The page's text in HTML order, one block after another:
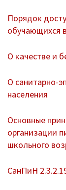
РИС ЭОД
Порядок
обучающихся
О качестве и
О санитарно-
населения
Основные
организации
школьного
СанПиН